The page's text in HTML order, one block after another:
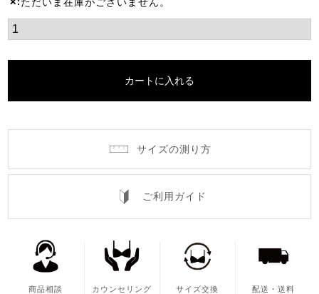
カートに入れる
サイズの測り方
ご利用ガイド
商品相談
カウンセリング
サイズ交換 配送・送料